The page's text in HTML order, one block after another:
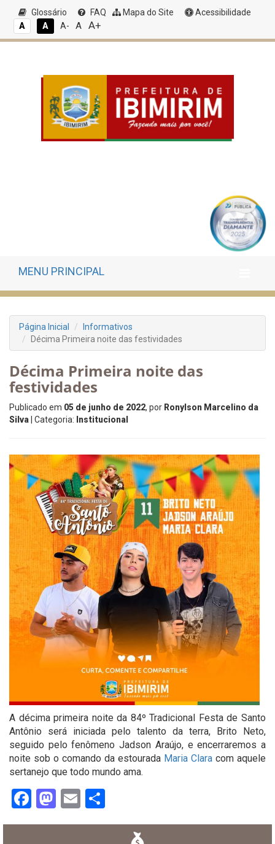
Glossário FAQ Mapa do Site
Acessibilidade
A
A A- A A+
MENU PRINCIPAL
Página Inicial
Informativos
Décima Primeira noite das festividades
Décima Primeira noite das
festividades
Publicado em 05 de junho de 2022, por Ronylson Marcelino da
Silva | Categoria: Institucional
A décima primeira noite da 84º Tradicional Festa de Santo
Antônio será iniciada pelo talento da terra, Brito Neto,
seguido pelo fenômeno Jadson Araújo, e encerraremos a
noite sob o comando da estourada Maria Clara com aquele
sertanejo que todo mundo ama.
Facebook
Mastodon
Email